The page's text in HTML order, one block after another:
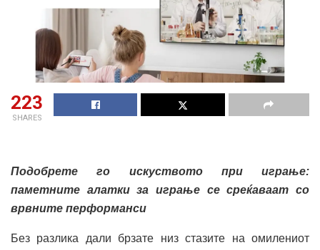
223
SHARES
Подобрете го искуството прииграње:
паметните алатки за играње се среќаваат со
врвните перформанси
Без разлика дали брзате низ стазите на омилениот